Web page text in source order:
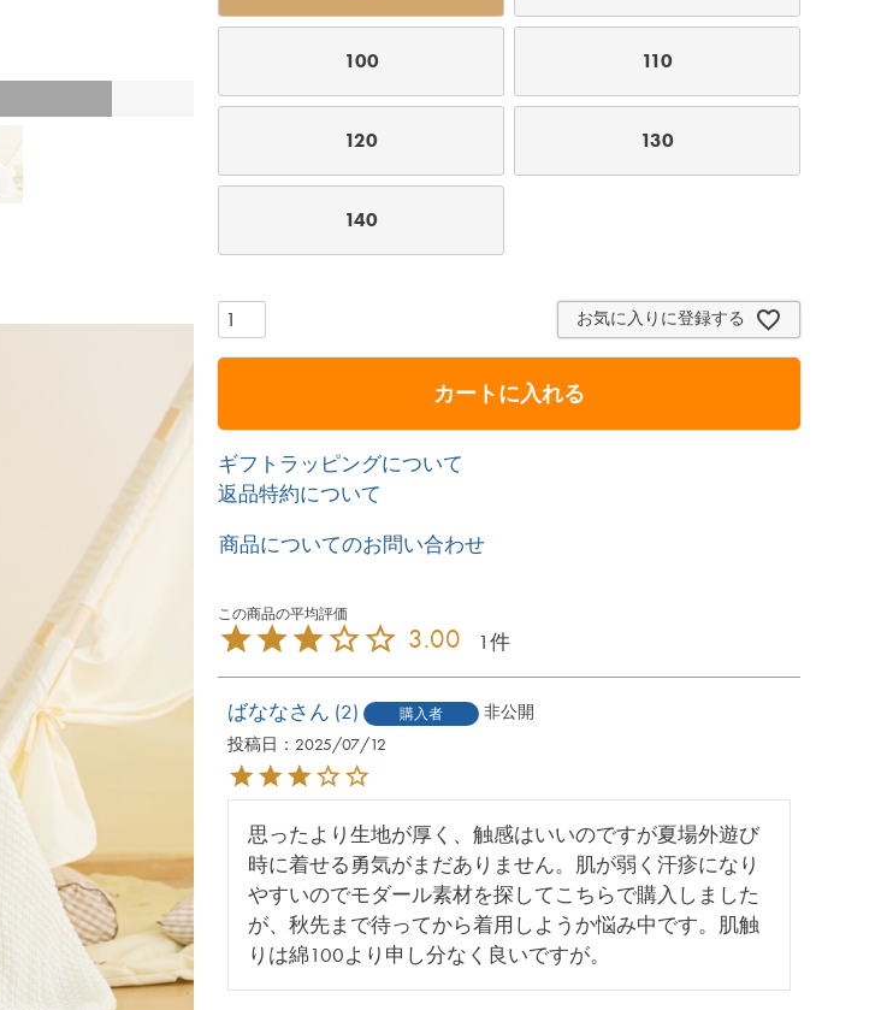
ラベンダー
100 110
120 130
140
お気に入りに登録する
カートに入れる
ギフトラッピングについて
返品特約について
商品についてのお問い合わせ
3.00 1
ばなな 2 購入者
非公開
投稿日
2025/07/12
思ったより生地が厚く、触感はいいのですが夏場外遊び
時に着せる勇気がまだありません。肌が弱く汗疹になり
やすいのでモダール素材を探してこちらで購入しました
が、秋先まで待ってから着用しようか悩み中です。肌触
りは綿100より申し分なく良いですが。